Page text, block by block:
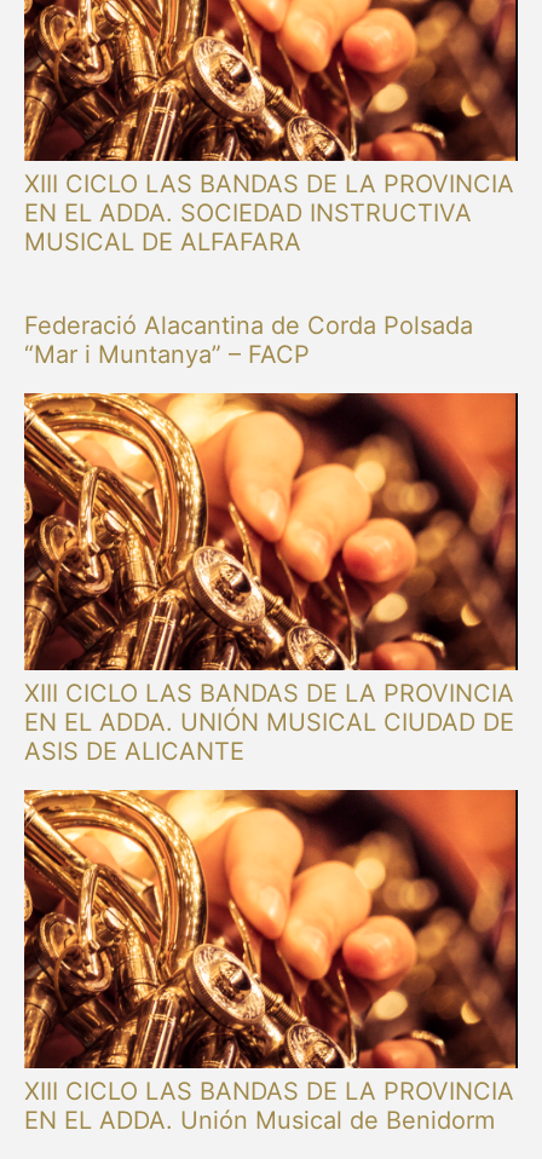
XIII CICLO LAS BANDAS DE LA PROVINCIA
EN EL ADDA. SOCIEDAD INSTRUCTIVA
MUSICAL DE ALFAFARA
Federació Alacantina de Corda Polsada
“Mar i Muntanya” – FACP
XIII CICLO LAS BANDAS DE LA PROVINCIA
EN EL ADDA. UNIÓN MUSICAL CIUDAD DE
ASIS DE ALICANTE
XIII CICLO LAS BANDAS DE LA PROVINCIA
EN EL ADDA. Unión Musical de Benidorm